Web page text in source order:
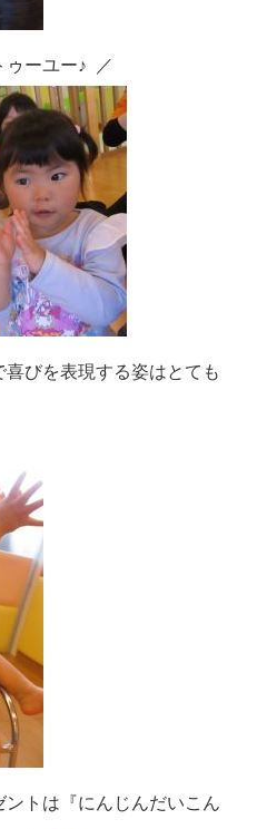
ーユー♪ ／
びを表現する姿はとても
トは『にんじんだいこん